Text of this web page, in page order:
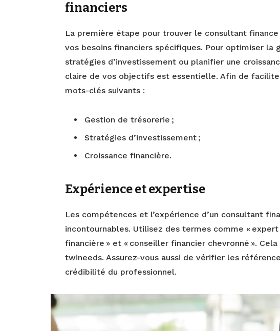
financiers
La première étape pour trouver le consultant
vos besoins financiers spécifiques. Pour optimiser
stratégies d’investissement ou planifier une
claire de vos objectifs est essentielle. Afin de
mots-clés suivants :
Gestion de trésorerie ;
Stratégies d’investissement ;
Croissance financière.
Expérience et expertise
Les compétences et l’expérience d’un consultant
incontournables. Utilisez des termes comme «
financière » et « conseiller financier chevronné ».
twineeds. Assurez-vous aussi de vérifier les
crédibilité du professionnel.